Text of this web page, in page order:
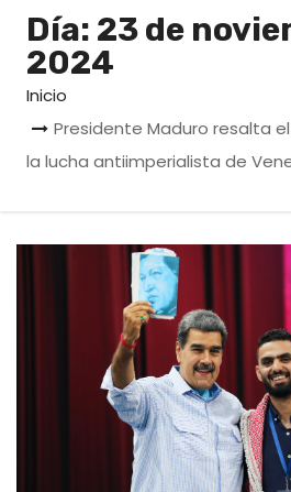
Día: 23 de
2024
Inicio
Presidente Maduro resalta
la lucha antiimperialista de